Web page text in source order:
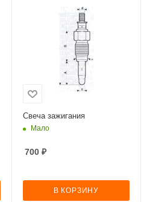
Свеча зажигания
Мало
700 ₽
В КОРЗИНУ